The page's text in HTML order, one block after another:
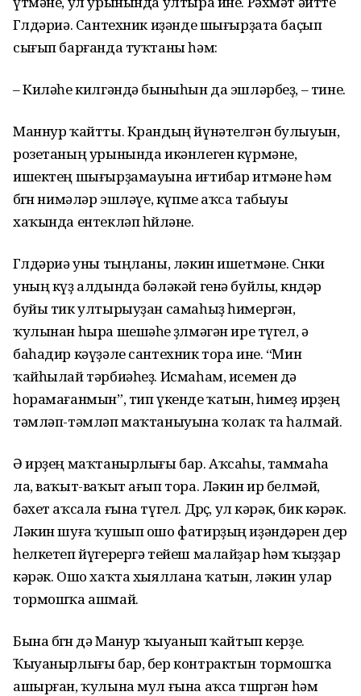
Гөлдәриә. Сантехник иҙәнде шығырҙата баҫып
сығып барғанда туҡтаны һәм:
– Киләһе килгәндә быныһын да эшләрбеҙ, – тине.
Маннур ҡайтты. Крандың йүнәтелгән булыуын,
розетаның урынында икәнлеген күрмәне,
ишектең шығырҙамауына иғтибар итмәне һәм
бөгөн нимәләр эшләүе, күпме аҡса табыуы
хаҡында ентекләп һөйләне.
Гөлдәриә уны тыңланы, ләкин ишетмәне. Сөнки
уның күҙ алдында бәләкәй генә буйлы, көндәр
буйы тик ултырыуҙан самаһыҙ һимергән,
ҡулынан һыра шешәһе өҙөлмәгән ире түгел, ә
баһадир кәүҙәле сантехник тора ине. “Мин
ҡайһылай тәрбиәһеҙ. Исмаһам, исемен дә
һорамағанмын”, тип үкенде ҡатын, һимеҙ ирҙең
тәмләп-тәмләп маҡтаныуына ҡолаҡ та һалмай.
Ә ирҙең маҡтанырлығы бар. Аҡсаһы, таммаһа
ла, ваҡыт-ваҡыт ағып тора. Ләкин ир белмәй,
бәхет аҡсала ғына түгел. Дөрөҫ, ул кәрәк, бик кәрәк.
Ләкин шуға ҡушып ошо фатирҙың иҙәндәрен дер
һелкетеп йүгерергә тейеш малайҙар һәм ҡыҙҙар
кәрәк. Ошо хаҡта хыяллана ҡатын, ләкин улар
тормошҡа ашмай.
Бына бөгөн дә Манур ҡыуанып ҡайтып керҙе.
Ҡыуанырлығы бар, бер контрактын тормошҡа
ашырған, ҡулына мул ғына аҡса төшөргән һәм